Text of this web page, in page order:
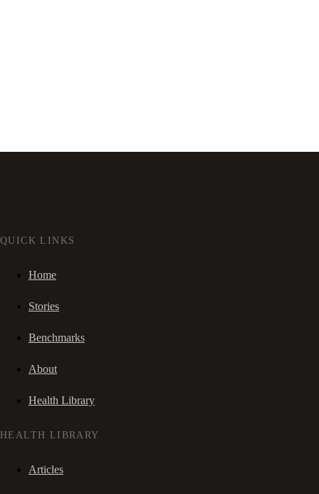
QUICK LINKS
Home
Stories
Benchmarks
About
Health Library
HEALTH LIBRARY
Articles